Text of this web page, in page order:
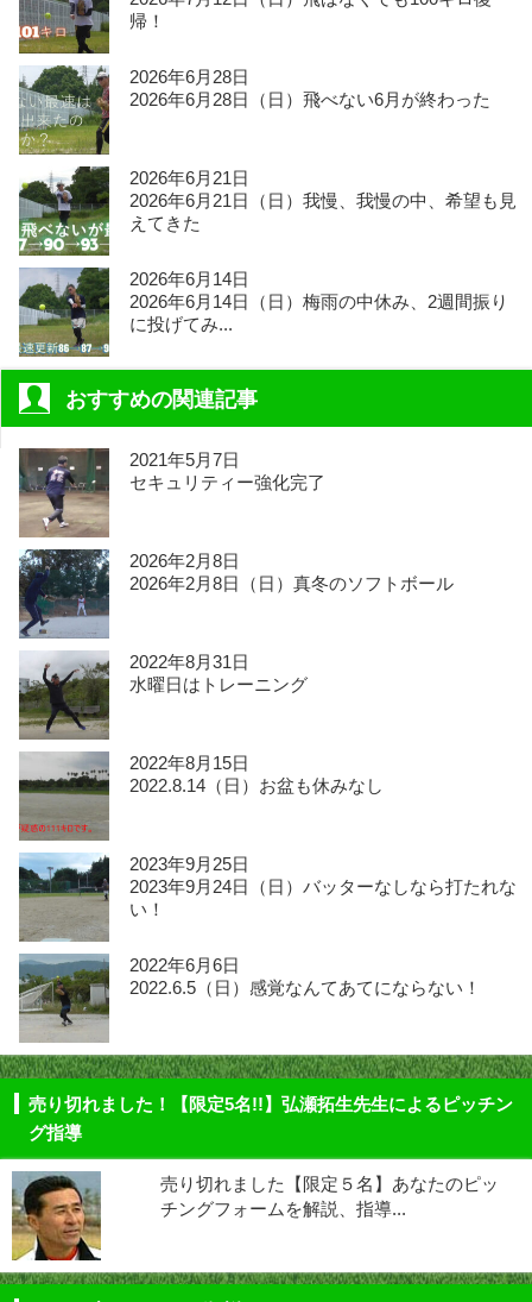
帰！
2026年6月28日
2026年6月28日（日）飛べない6月が終わった
2026年6月21日
2026年6月21日（日）我慢、我慢の中、希望も見
えてきた
2026年6月14日
2026年6月14日（日）梅雨の中休み、2週間振り
に投げてみ...
おすすめの関連記事
2021年5月7日
セキュリティー強化完了
2026年2月8日
2026年2月8日（日）真冬のソフトボール
2022年8月31日
水曜日はトレーニング
2022年8月15日
2022.8.14（日）お盆も休みなし
2023年9月25日
2023年9月24日（日）バッターなしなら打たれな
い！
2022年6月6日
2022.6.5（日）感覚なんてあてにならない！
売り切れました！【限定5名!!】弘瀬拓生先生によるピッチン
グ指導
売り切れました【限定５名】あなたのピッ
チングフォームを解説、指導...